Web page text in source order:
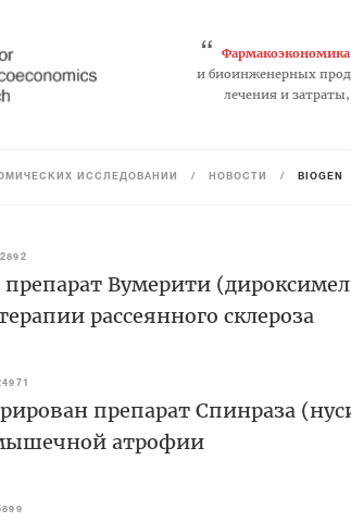
“ Фармакоэкономика
и биоинженерных
лечения и
ИССЛЕДОВАНИЙ / НОВОСТИ / BIOGEN
2892
препарат Вумерити
рассеянного склероза
препарат Спинраза
атрофии